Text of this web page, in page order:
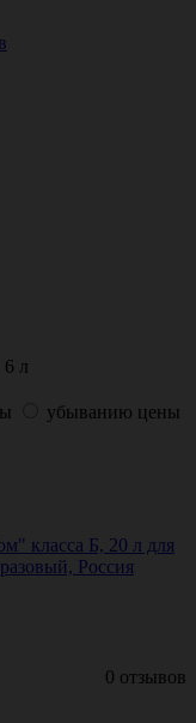
6 л
убыванию цены
класса Б, 20 л для
Россия
0 отзывов